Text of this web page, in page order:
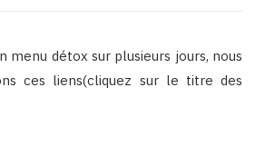
menu détox sur plusieurs jours, nous
ces liens(cliquez sur le titre des